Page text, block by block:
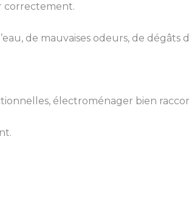
correctement.
de mauvaises odeurs, de dégâts
électroménager bien